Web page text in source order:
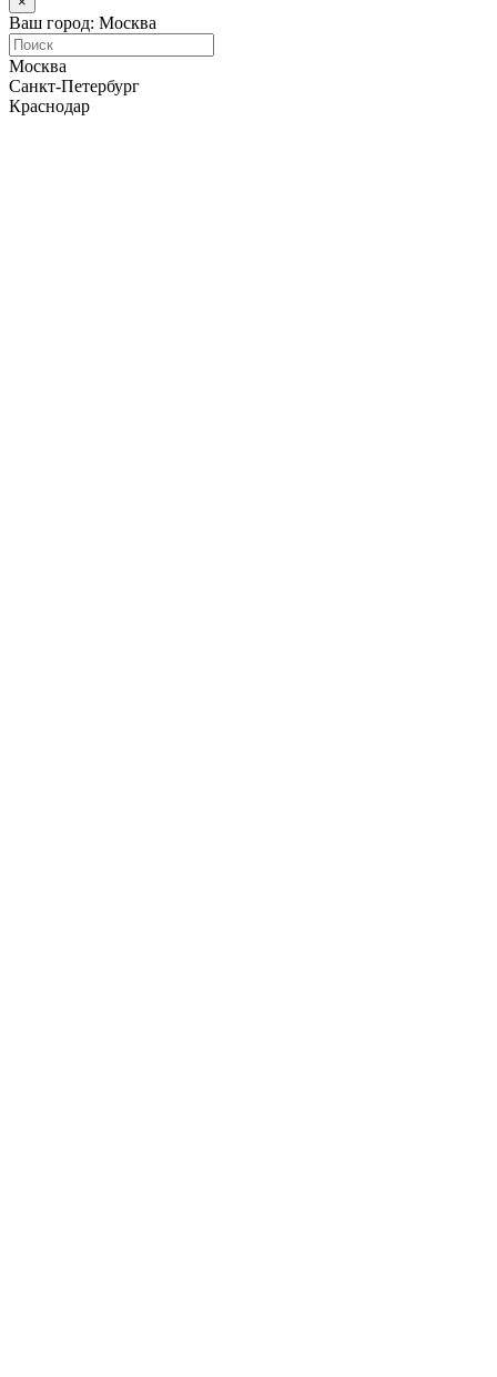
Ваш город: Москва
Москва
Санкт-Петербург
Краснодар